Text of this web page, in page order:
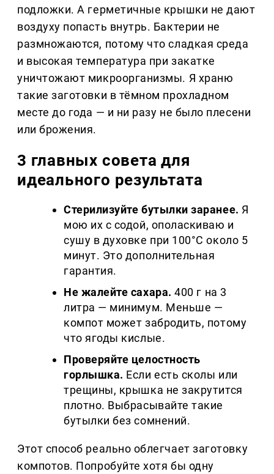
подложки. А герметичные крышки не дают
воздуху попасть внутрь. Бактерии не
размножаются, потому что сладкая среда
и высокая температура при закатке
уничтожают микроорганизмы. Я храню
такие заготовки в тёмном прохладном
месте до года — и ни разу не было плесени
или брожения.
3 главных совета для
идеального результата
Стерилизуйте бутылки заранее. Я
мою их с содой, ополаскиваю и
сушу в духовке при 100°C около 5
минут. Это дополнительная
гарантия.
Не жалейте сахара. 400 г на 3
литра — минимум. Меньше —
компот может забродить, потому
что ягоды кислые.
Проверяйте целостность
горлышка. Если есть сколы или
трещины, крышка не закрутится
плотно. Выбрасывайте такие
бутылки без сомнений.
Этот способ реально облегчает заготовку
компотов. Попробуйте хотя бы одну